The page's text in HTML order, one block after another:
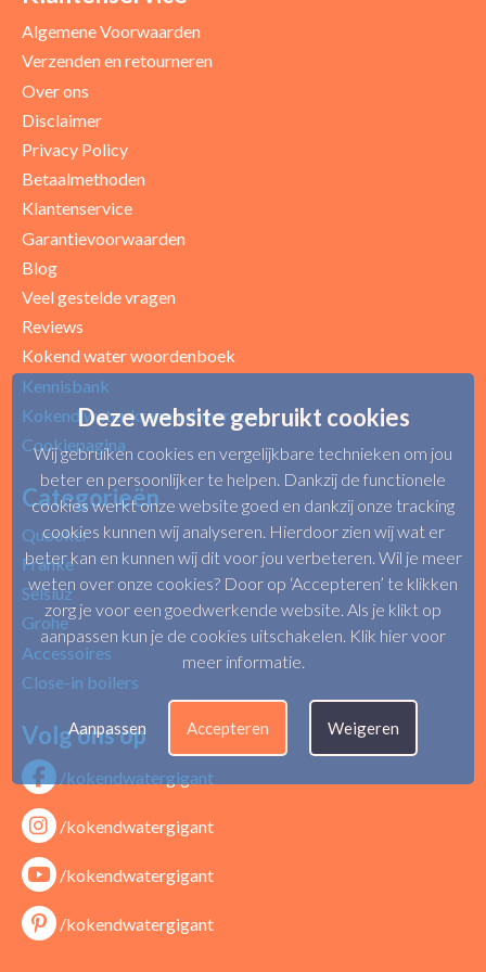
Uw beoordeling
Algemene Voorwaarden
Verzenden en retourneren
Over ons
Disclaimer
Privacy Policy
Betaalmethoden
Klantenservice
Garantievoorwaarden
Blog
Veel gestelde vragen
Reviews
Kokend water woordenboek
Kennisbank
Kokend water kranen showroom
Cookiepagina
Categorieën
Quooker
Franke
Selsiuz
Grohe
Accessoires
Close-in boilers
Volg ons op
/kokendwatergigant
/kokendwatergigant
/kokendwatergigant
/kokendwatergigant
Deze website gebruikt cookies
Wij gebruiken cookies en vergelijkbare technieken om jou
beter en persoonlijker te helpen. Dankzij de functionele
cookies werkt onze website goed en dankzij onze tracking
cookies kunnen wij analyseren. Hierdoor zien wij wat er
beter kan en kunnen wij dit voor jou verbeteren. Wil je meer
weten over onze cookies? Door op ‘Accepteren’ te klikken
zorg je voor een goedwerkende website. Als je klikt op
aanpassen kun je de cookies uitschakelen. Klik hier voor
meer informatie
Aanpassen Accepteren Weigeren